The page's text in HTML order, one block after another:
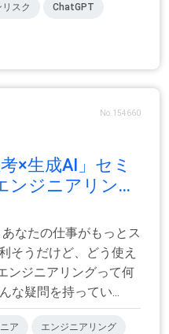
スク ChatGPT
No.154660
×生成AI」セミ
ンジニアリン...
なたの仕事がもっとス
そうだけど、どう使え
ンジニアリングって何
な疑問を持ってい...
ア エンジニアリング